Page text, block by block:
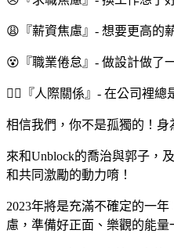
😩『薪資焦慮』- 想要更高的
😵『職業倦怠』- 做設計做了
😵‍💫『人際關係』- 在公司裡
相信我們，你不是孤獨的！身
來和Unblock的喬治與郭子，
和共同激勵的動力唷！
2023年將是充滿不確定的一
慮，準備好正面、樂觀的能量